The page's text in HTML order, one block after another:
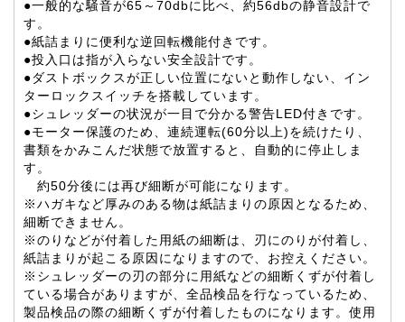
●一般的な騒音が65～70dbに比べ、約56dbの静音設計で
す。
●紙詰まりに便利な逆回転機能付きです。
●投入口は指が入らない安全設計です。
●ダストボックスが正しい位置にないと動作しない、イン
ターロックスイッチを搭載しています。
●シュレッダーの状況が一目で分かる警告LED付きです。
●モーター保護のため、連続運転(60分以上)を続けたり、
書類をかみこんだ状態で放置すると、自動的に停止しま
す。
約50分後には再び細断が可能になります。
※ハガキなど厚みのある物は紙詰まりの原因となるため、
細断できません。
※のりなどが付着した用紙の細断は、刃にのりが付着し、
紙詰まりが起こる原因になりますので、お控えください。
※シュレッダーの刃の部分に用紙などの細断くずが付着し
ている場合がありますが、全品検品を行なっているため、
製品検品の際の細断くずが付着したものになります。使用